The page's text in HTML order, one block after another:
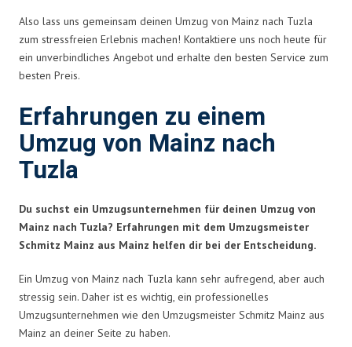
Also lass uns gemeinsam deinen Umzug von Mainz nach Tuzla
zum stressfreien Erlebnis machen! Kontaktiere uns noch heute für
ein unverbindliches Angebot und erhalte den besten Service zum
besten Preis.
Erfahrungen zu einem
Umzug von Mainz nach
Tuzla
Du suchst ein Umzugsunternehmen für deinen Umzug von
Mainz nach Tuzla? Erfahrungen mit dem Umzugsmeister
Schmitz Mainz aus Mainz helfen dir bei der Entscheidung.
Ein Umzug von Mainz nach Tuzla kann sehr aufregend, aber auch
stressig sein. Daher ist es wichtig, ein professionelles
Umzugsunternehmen wie den Umzugsmeister Schmitz Mainz aus
Mainz an deiner Seite zu haben.